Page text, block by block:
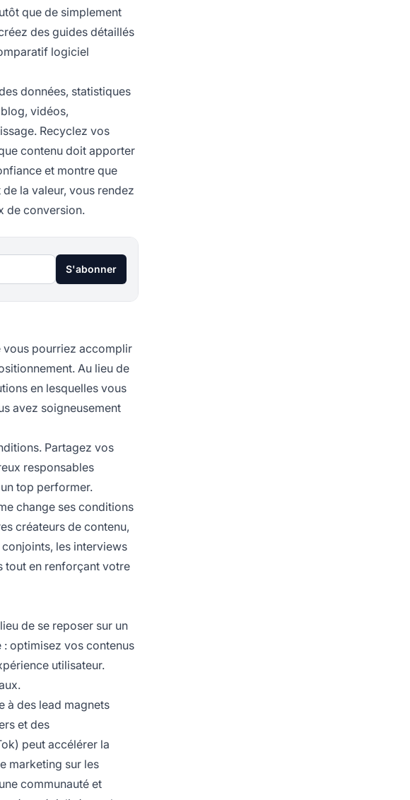
que de simplement
des guides détaillés
logiciel
données, statistiques
vidéos,
Recyclez vos
contenu doit apporter
et montre que
la valeur, vous rendez
de conversion.
S'abonner
vous pourriez accomplir
Au lieu de
en lesquelles vous
avez soigneusement
Partagez vos
responsables
top performer.
change ses conditions
créateurs de contenu,
les interviews
tout en renforçant votre
de se reposer sur un
: optimisez vos contenus
utilisateur.
à des lead magnets
et des
peut accélérer la
marketing sur les
communauté et